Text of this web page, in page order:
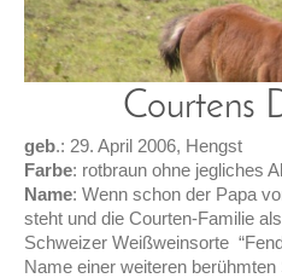
Courtens
geb.: 29. April 2006, Hengst
Farbe: rotbraun ohne jegliches
Name: Wenn schon der Papa
steht und die Courten-Familie
Schweizer Weißweinsorte
Name einer weiteren